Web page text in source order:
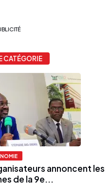
CATÉGORIE
annoncent les
de la 9e...